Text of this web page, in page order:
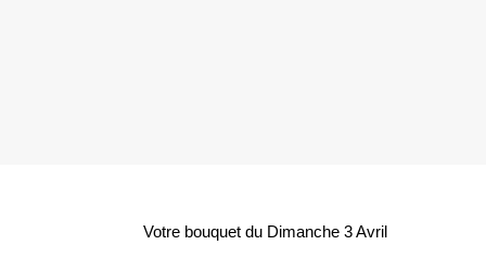
Votre bouquet du Dimanche 3 Avril